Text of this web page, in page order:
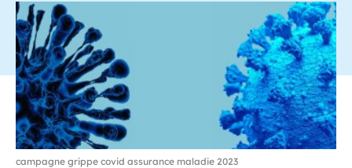
campagne grippe covid assurance maladie 2023